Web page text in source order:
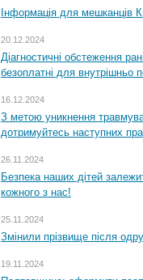
Інформація для мешканців
20.12.2024
Діагностичні обстеження
безоплатні для внутрішньо
16.12.2024
З метою уникнення
дотримуйтесь наступних
26.11.2024
Безпека наших дітей
кожного з нас!
25.11.2024
Змінили прізвище після
19.11.2024